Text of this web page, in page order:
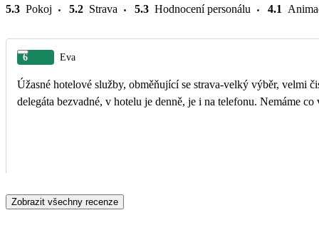
5.3 Pokoj 5.2 Strava 5.3 Hodnocení personálu 4.1
6 Eva
Úžasné hotelové služby, obměňující se strava-velký výběr, velmi
delegáta bezvadné, v hotelu je denně, je i na telefonu. Nemáme
Zobrazit všechny recenze